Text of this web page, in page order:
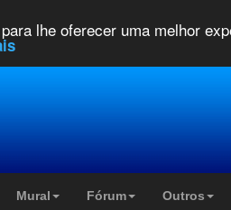
lhe oferecer uma melhor
Mural Fórum Outros